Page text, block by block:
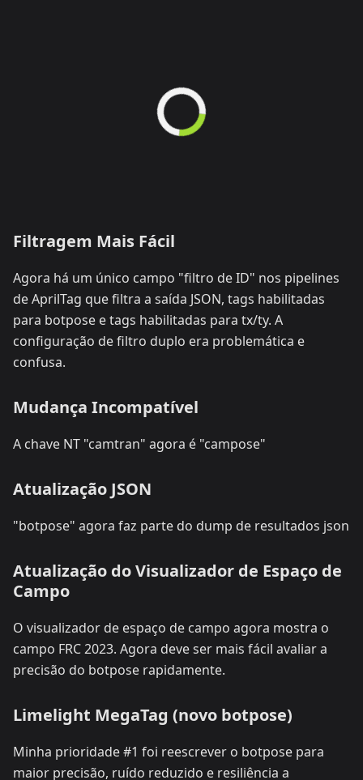
Filtragem Mais Fácil
Agora há um único campo "filtro de ID" nos pipelines
de AprilTag que filtra a saída JSON, tags habilitadas
para botpose e tags habilitadas para tx/ty. A
configuração de filtro duplo era problemática e
confusa.
Mudança Incompatível
A chave NT "camtran" agora é "campose"
Atualização JSON
"botpose" agora faz parte do dump de resultados json
Atualização do Visualizador de Espaço de
Campo
O visualizador de espaço de campo agora mostra o
campo FRC 2023. Agora deve ser mais fácil avaliar a
precisão do botpose rapidamente.
Limelight MegaTag (novo botpose)
Minha prioridade #1 foi reescrever o botpose para
maior precisão, ruído reduzido e resiliência a